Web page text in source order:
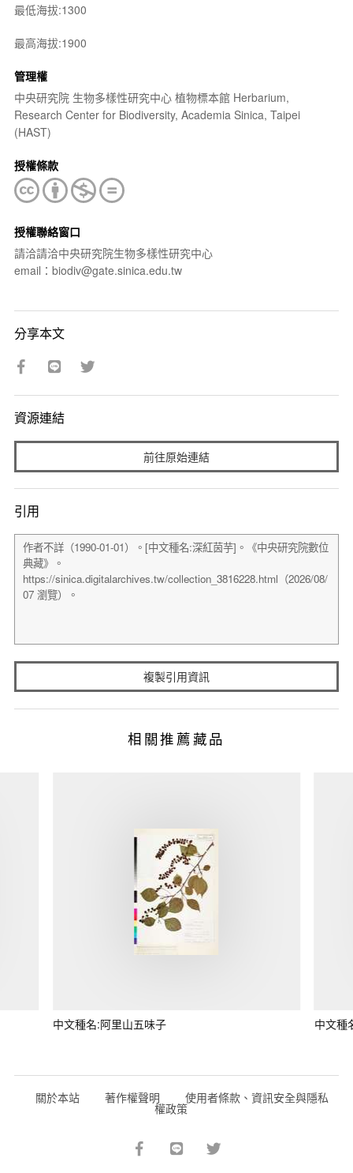
最低海拔:1300
最高海拔:1900
管理權
中央研究院 生物多樣性研究中心 植物標本館 Herbarium,
Research Center for Biodiversity, Academia Sinica, Taipei
(HAST)
授權條款
授權聯絡窗口
請洽請洽中央研究院生物多樣性研究中心
email：biodiv@gate.sinica.edu.tw
分享本文
資源連結
前往原始連結
引用
複製引用資訊
相關推薦藏品
中文種名:阿里山五味子 中文種
關於本站 著作權聲明 使用者條款、資訊安全與隱私
權政策